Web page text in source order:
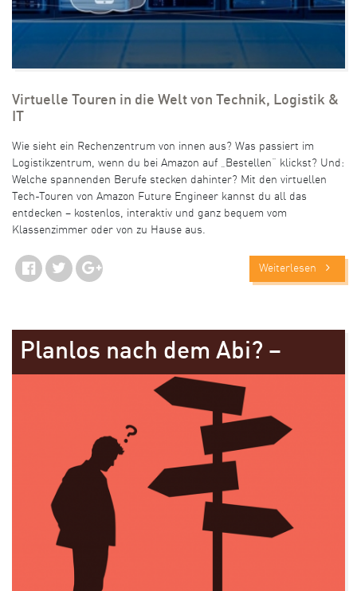
Virtuelle Touren in die Welt von Technik, Logistik &
Wie sieht ein Rechenzentrum von innen aus? Was passiert im
Logistikzentrum, wenn du bei Amazon auf „Bestellen“ klickst? Und:
Welche spannenden Berufe stecken dahinter? Mit den virtuellen
Tech-Touren von Amazon Future Engineer kannst du all das
entdecken – kostenlos, interaktiv und ganz bequem vom
Klassenzimmer oder von zu Hause aus.
Weiterlesen
Planlos nach dem Abi? –